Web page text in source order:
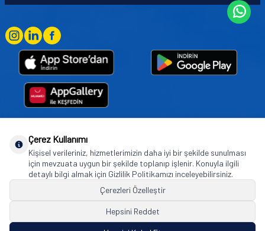
Goodyear (and Winged Foot Design) are trademarks of or licensed to The Goodyear
Tire & Rubber Company used under license by Basbug Group Company,
Istanbul/Türkiye. © 2026 The Goodyear Tire & Rubber Company.
Çerez Kullanımı
Kişisel verileriniz, hizmetlerimizin daha iyi bir şekilde sunulması
için mevzuata uygun bir şekilde toplanıp işlenir. Konuyla ilgili
detaylı bilgi almak için Gizlilik Politikamızı inceleyebilirsiniz.
Çerezleri Özelleştir
Hepsini Reddet